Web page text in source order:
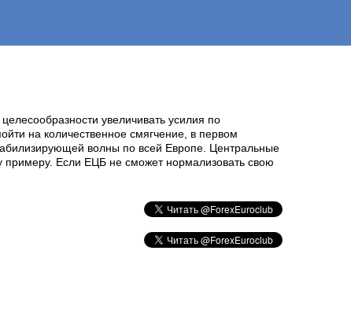
увеличивать усилия по
на количественное смягчение, в первом
волны по всей Европе. Центральные
примеру. Если ЕЦБ не сможет нормализовать свою